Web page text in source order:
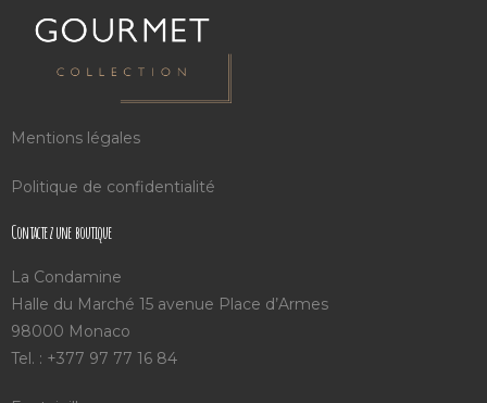
Mentions légales
Politique de confidentialité
Contactez une boutique
La Condamine
Halle du Marché 15 avenue Place d’Armes
98000 Monaco
Tel. : +377 97 77 16 84